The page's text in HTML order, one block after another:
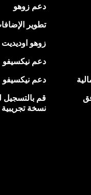
دعم زوهو
تطوير
زوهو اوديديت
دعم نيكسيفو
دعم نيكسيفو
قم
نسخة تجريبية